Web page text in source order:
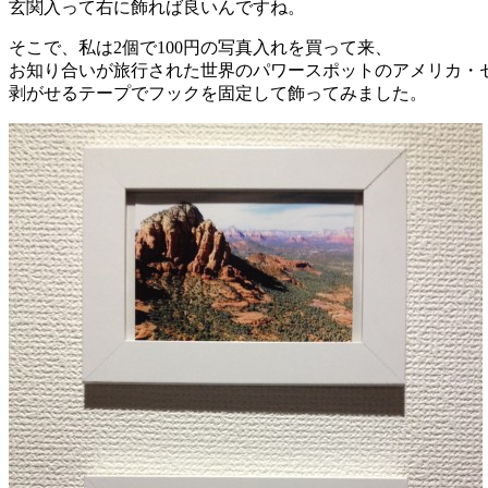
玄関入って右に飾れば良いんですね。
そこで、私は2個で100円の写真入れを買って来、
お知り合いが旅行された世界のパワースポットのアメリカ・
剥がせるテープでフックを固定して飾ってみました。